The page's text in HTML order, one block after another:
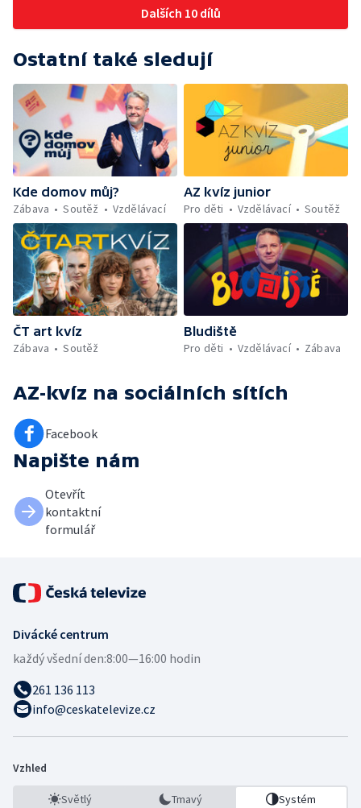
Dalších 10 dílů
Ostatní také sledují
Kde domov můj?
Zábava
Soutěž Vzdělávací
AZ kvíz junior
Pro děti
Vzdělávací Soutěž
ČT art kvíz
Zábava
Soutěž
Bludiště
Pro děti
Vzdělávací Zábava
AZ-kvíz na sociálních sítích
Facebook
Napište nám
Otevřít
kontaktní
formulář
Divácké centrum
každý všední den:8:00—16:00 hodin
261 136 113
info@ceskatelevize.cz
Vzhled
Světlý Tmavý Systém